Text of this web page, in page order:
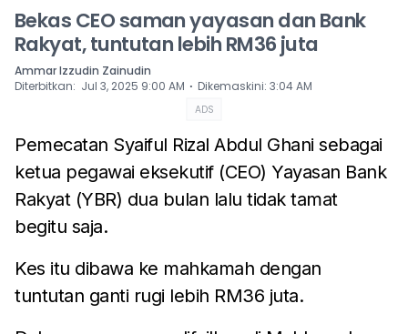
Bekas CEO saman yayasan dan Bank
Rakyat, tuntutan lebih RM36 juta
Ammar Izzudin Zainudin
Diterbitkan: Jul 3, 2025 9:00 AM ⋅ Dikemaskini: 3:04 AM
ADS
Pemecatan Syaiful Rizal Abdul Ghani sebagai
ketua pegawai eksekutif (CEO) Yayasan Bank
Rakyat (YBR) dua bulan lalu tidak tamat
begitu saja.
Kes itu dibawa ke mahkamah dengan
tuntutan ganti rugi lebih RM36 juta.